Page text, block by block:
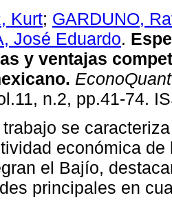
Kurt; GARDUNO,
José Eduardo.
y ventajas
.
n.2, pp.41-74.
se
económica de
el Bajío,
principales en